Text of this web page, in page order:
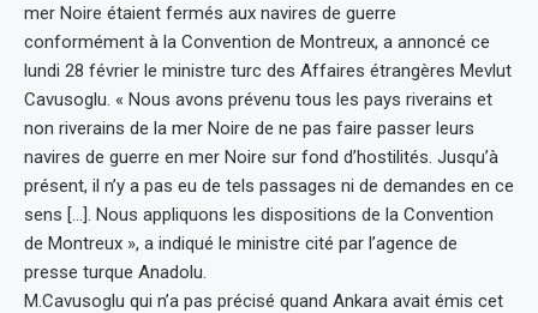
mer Noire étaient fermés aux navires de guerre
conformément à la Convention de Montreux, a annoncé ce
lundi 28 février le ministre turc des Affaires étrangères Mevlut
Cavusoglu. « Nous avons prévenu tous les pays riverains et
non riverains de la mer Noire de ne pas faire passer leurs
navires de guerre en mer Noire sur fond d’hostilités. Jusqu’à
présent, il n’y a pas eu de tels passages ni de demandes en ce
sens […]. Nous appliquons les dispositions de la Convention
de Montreux », a indiqué le ministre cité par l’agence de
presse turque Anadolu.
M.Cavusoglu qui n’a pas précisé quand Ankara avait émis cet